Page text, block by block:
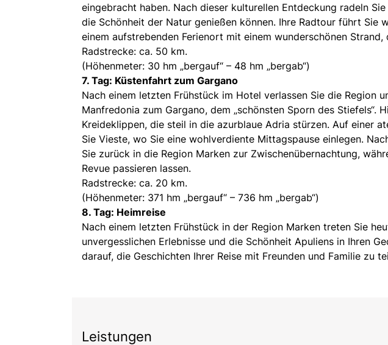
eingebracht haben. Nach dieser kulturellen Entdeckung radeln
die Schönheit der Natur genießen können. Ihre Radtour führt Sie
einem aufstrebenden Ferienort mit einem wunderschönen Strand,
Radstrecke: ca. 50 km.
(Höhenmeter: 30 hm „bergauf“ – 48 hm „bergab“)
7. Tag: Küstenfahrt zum Gargano
Nach einem letzten Frühstück im Hotel verlassen Sie die Region
Manfredonia zum Gargano, dem „schönsten Sporn des Stiefels“.
Kreideklippen, die steil in die azurblaue Adria stürzen. Auf einer
Sie Vieste, wo Sie eine wohlverdiente Mittagspause einlegen.
Sie zurück in die Region Marken zur Zwischenübernachtung,
Revue passieren lassen.
Radstrecke: ca. 20 km.
(Höhenmeter: 371 hm „bergauf“ – 736 hm „bergab“)
8. Tag: Heimreise
Nach einem letzten Frühstück in der Region Marken treten Sie
unvergesslichen Erlebnisse und die Schönheit Apuliens in Ihren
darauf, die Geschichten Ihrer Reise mit Freunden und Familie zu
Leistungen